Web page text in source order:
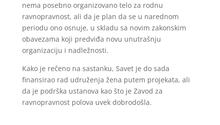
nema posebno organizovano telo za rodnu
ravnopravnost, ali da je plan da se u narednom
periodu ono osnuje, u skladu sa novim zakonskim
obavezama koji predviđa novu unutrašnju
organizaciju i nadležnosti.
Kako je rečeno na sastanku, Savet je do sada
finansirao rad udruženja žena putem projekata, ali
da je podrška ustanova kao što je Zavod za
ravnopravnost polova uvek dobrodošla.